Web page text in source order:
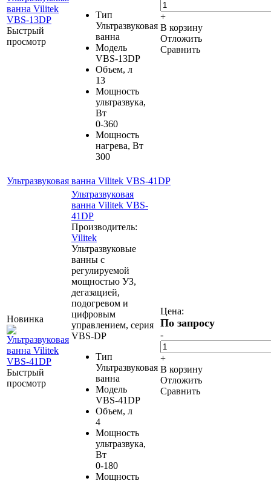
Быстрый
просмотр
Тип
Ультразвуковая
ванна
Модель
VBS-13DP
Объем, л
13
Мощность
ультразвука,
Вт
0-360
Мощность
нагрева, Вт
300
+
В корзину
Отложить
Сравнить
Ультразвуковая ванна Vilitek VBS-41DP
Новинка
Быстрый
просмотр
Ультразвуковая
ванна Vilitek VBS-
41DP
Производитель:
Vilitek
Ультразвуковые
ванны c
регулируемой
мощностью УЗ,
дегазацией,
подогревом и
цифровым
управлением, серия
VBS-DP
Тип
Ультразвуковая
ванна
Модель
VBS-41DP
Объем, л
4
Мощность
ультразвука,
Вт
0-180
Мощность
Цена:
По запросу
-
+
В корзину
Отложить
Сравнить